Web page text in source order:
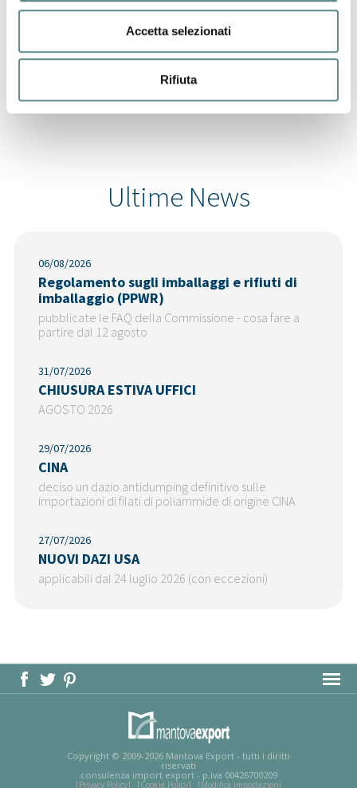
Accetta selezionati
Rifiuta
29/07/2026
Ultime News
06/08/2026
Regolamento sugli imballaggi e rifiuti di
imballaggio (PPWR)
pubblicate le FAQ della Commissione - cosa fare a
partire dal 12 agosto
31/07/2026
CHIUSURA ESTIVA UFFICI
AGOSTO 2026
29/07/2026
CINA
deciso un dazio antidumping definitivo sulle
importazioni di filati di poliammide di origine CINA
27/07/2026
NUOVI DAZI USA
applicabili dal 24 luglio 2026 (con eccezioni)
Copyright © 2009-2026 Mantova Export - tutti i diritti
riservati
consulenza import export - p.iva 00426700209
[Privacy Policy] [Cookie Policy] [Modifica impostazioni